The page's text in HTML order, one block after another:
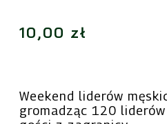
10,00 zł
Weekend liderów
gromadząc 120